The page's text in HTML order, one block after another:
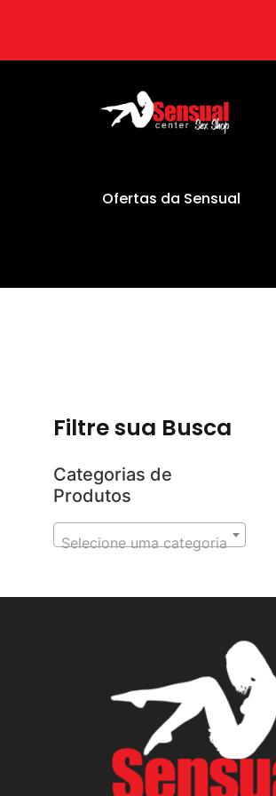
Ofertas da Sensual
Filtre sua Busca
Categorias de
Produtos
Selecione uma categoria